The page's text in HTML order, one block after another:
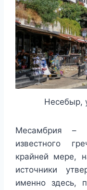
Несебыр,
Месамбрия –
известного
крайней мере,
источники
именно здесь,